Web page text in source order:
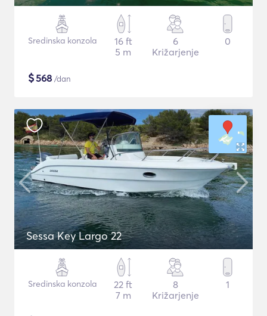
Sredinska konzola
16 ft
5 m
6
Križarjenje
0
$568 /dan
Sessa Key Largo 22
Sredinska konzola
22 ft
7 m
8
Križarjenje
1